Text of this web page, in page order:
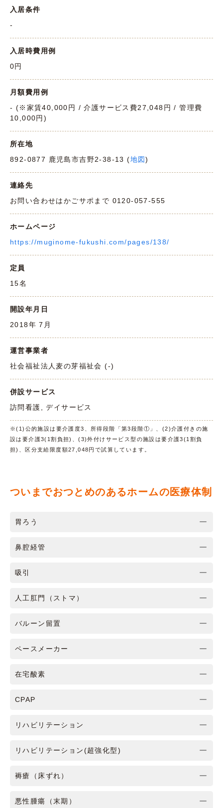
入居条件
-
入居時費用例
0円
月額費用例
- (※家賃40,000円 / 介護サービス費27,048円 / 管理費
10,000円)
所在地
892-0877 鹿児島市吉野2-38-13 (地図)
連絡先
お問い合わせはかごサポまで 0120-057-555
ホームページ
https://muginome-fukushi.com/pages/138/
定員
15名
開設年月日
2018年 7月
運営事業者
社会福祉法人麦の芽福祉会 (-)
併設サービス
訪問看護, デイサービス
※(1)公的施設は要介護度3、所得段階「第3段階①」、(2)介護付きの施
設は要介護3(1割負担)、(3)外付けサービス型の施設は要介護3(1割負
担)、区分支給限度額27,048円で試算しています。
ついまでおつとめのあるホームの医療体制
胃ろう
鼻腔経管
吸引
人工肛門（ストマ）
バルーン留置
ペースメーカー
在宅酸素
CPAP
リハビリテーション
リハビリテーション(超強化型)
褥瘡（床ずれ）
悪性腫瘍（末期）